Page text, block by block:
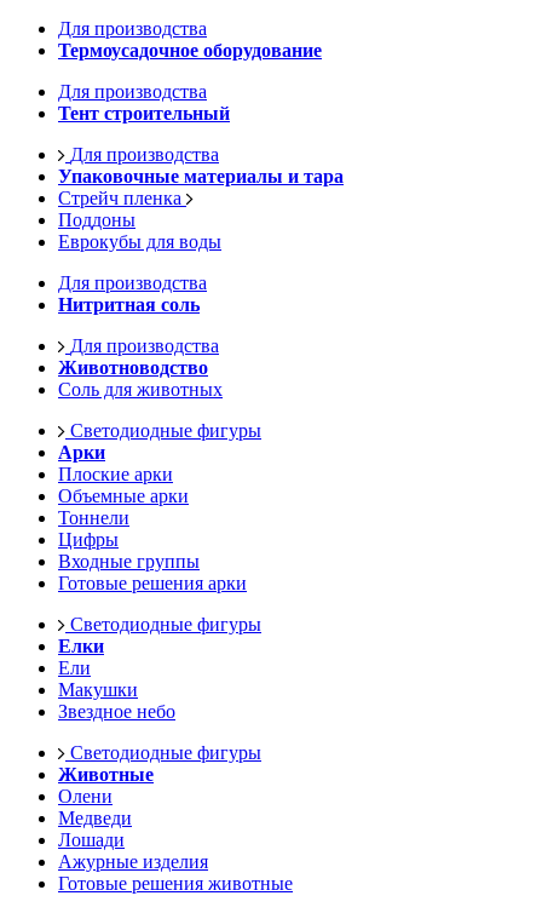
Для производства
Термоусадочное оборудование
Для производства
Тент строительный
Для производства
Упаковочные материалы и тара
Стрейч пленка
Поддоны
Еврокубы для воды
Для производства
Нитритная соль
Для производства
Животноводство
Соль для животных
Светодиодные фигуры
Арки
Плоские арки
Объемные арки
Тоннели
Цифры
Входные группы
Готовые решения арки
Светодиодные фигуры
Елки
Ели
Макушки
Звездное небо
Светодиодные фигуры
Животные
Олени
Медведи
Лошади
Ажурные изделия
Готовые решения животные